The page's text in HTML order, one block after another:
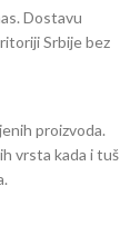
Dostavu
Srbije bez
proizvoda.
vrsta kada i tuš